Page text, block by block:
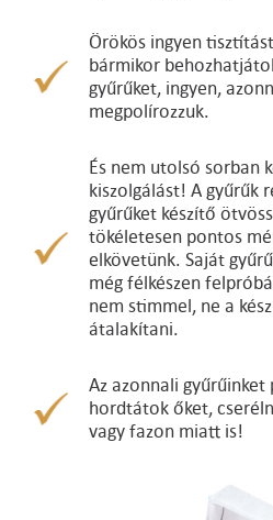
Örökös ingyen
bármikor
gyűrűket, ingyen,
megpolírozzuk.
És nem utolsó sorban
kiszolgálást! A gyűrűk
gyűrűket készítő
tökéletesen pontos
elkövetünk. Saját
még félkészen
nem stimmel, ne a
átalakítani.
Az azonnali gyűrűinket
hordtátok őket,
vagy fazon miatt is!